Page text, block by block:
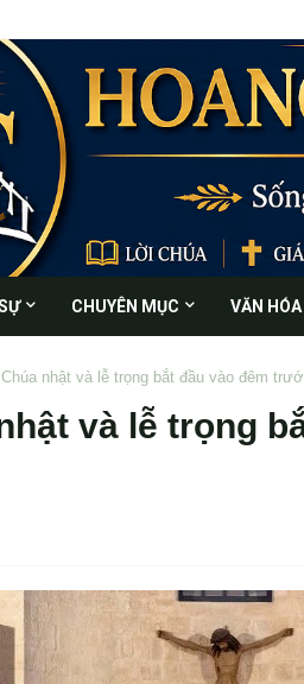
CHUYÊN MỤC VĂN HÓA
nhật và lễ trọng bắt đầu vào đêm
và lễ trọng